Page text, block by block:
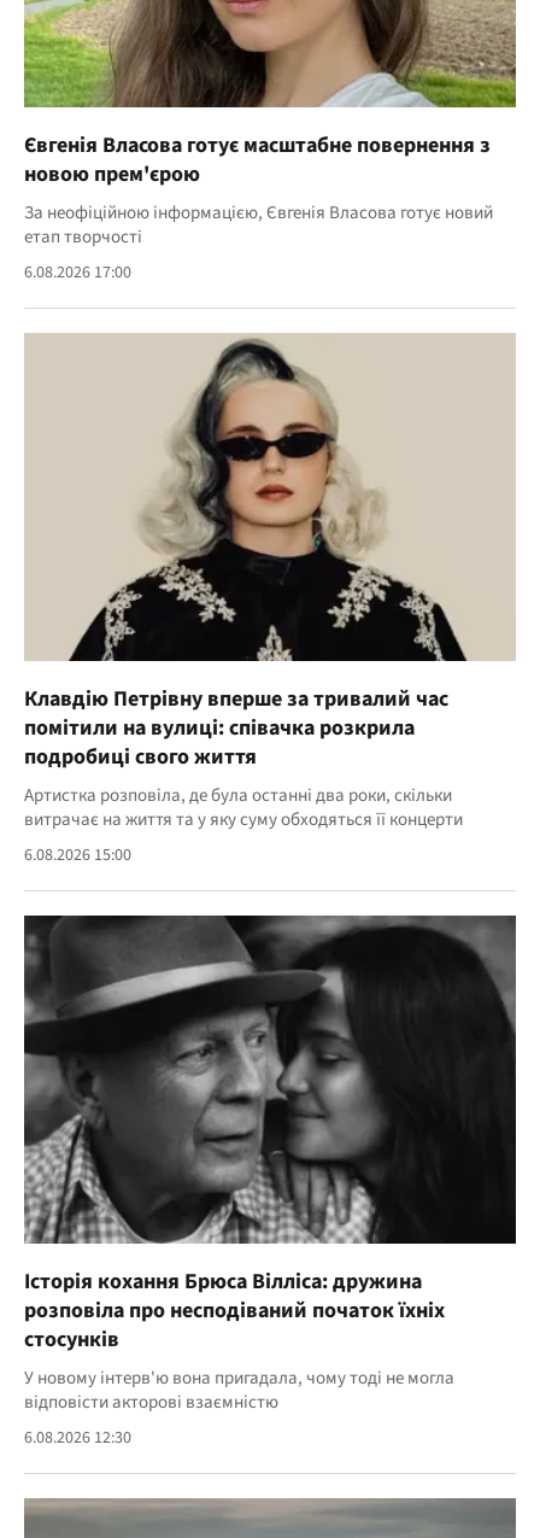
Євгенія Власова готує масштабне повернення з
новою прем'єрою
За неофіційною інформацією, Євгенія Власова готує новий
етап творчості
6.08.2026 17:00
Клавдію Петрівну вперше за тривалий час
помітили на вулиці: співачка розкрила
подробиці свого життя
Артистка розповіла, де була останні два роки, скільки
витрачає на життя та у яку суму обходяться її концерти
6.08.2026 15:00
Історія кохання Брюса Вілліса: дружина
розповіла про несподіваний початок їхніх
стосунків
У новому інтерв'ю вона пригадала, чому тоді не могла
відповісти акторові взаємністю
6.08.2026 12:30